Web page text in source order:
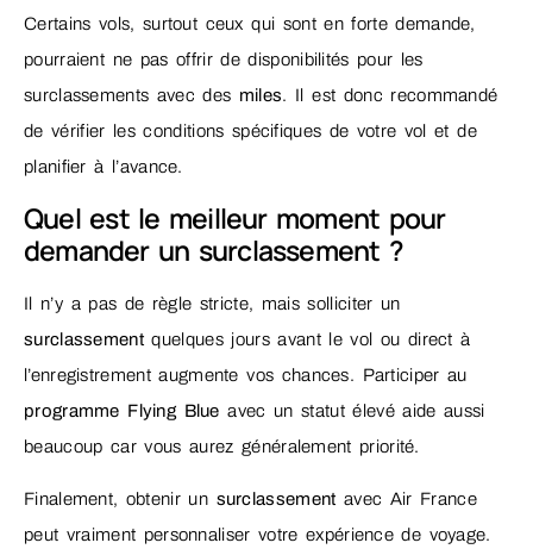
Certains vols, surtout ceux qui sont en forte demande,
pourraient ne pas offrir de disponibilités pour les
surclassements avec des miles. Il est donc recommandé
de vérifier les conditions spécifiques de votre vol et de
planifier à l’avance.
Quel est le meilleur moment pour
demander un surclassement ?
Il n’y a pas de règle stricte, mais solliciter un
surclassementquelques jours avant le vol ou direct à
l’enregistrement augmente vos chances. Participer au
programme Flying Blue avec un statut élevé aide aussi
beaucoup car vous aurez généralement priorité.
Finalement, obtenir un surclassement avec Air France
peut vraiment personnaliser votre expérience de voyage.